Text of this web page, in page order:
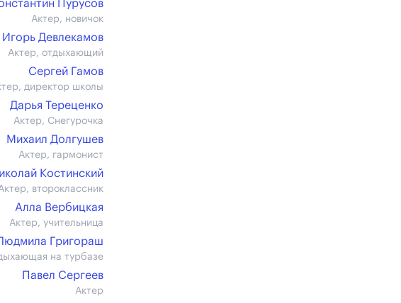
Пурусов
Актер, новичок
Игорь Девлекамов
Актер, отдыхающий
Сергей Гамов
директор школы
Дарья Тереценко
Актер, Снегурочка
Михаил Долгушев
Актер, гармонист
Костинский
второклассник
Алла Вербицкая
Актер, учительница
Григораш
на турбазе
Павел Сергеев
Актер